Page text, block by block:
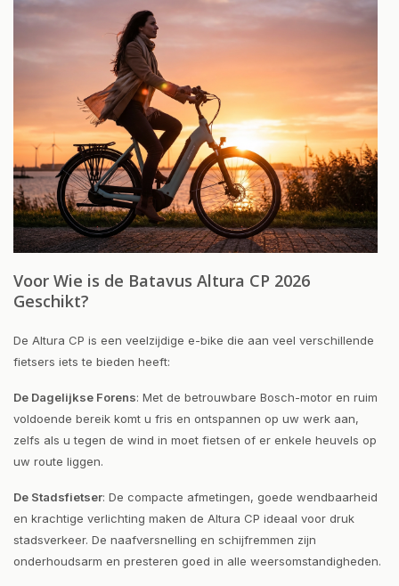
Voor Wie is de Batavus Altura CP 2026
Geschikt?
De Altura CP is een veelzijdige e-bike die aan veel verschillende
fietsers iets te bieden heeft:
De Dagelijkse Forens: Met de betrouwbare Bosch-motor en ruim
voldoende bereik komt u fris en ontspannen op uw werk aan,
zelfs als u tegen de wind in moet fietsen of er enkele heuvels op
uw route liggen.
De Stadsfietser: De compacte afmetingen, goede wendbaarheid
en krachtige verlichting maken de Altura CP ideaal voor druk
stadsverkeer. De naafversnelling en schijfremmen zijn
onderhoudsarm en presteren goed in alle weersomstandigheden.